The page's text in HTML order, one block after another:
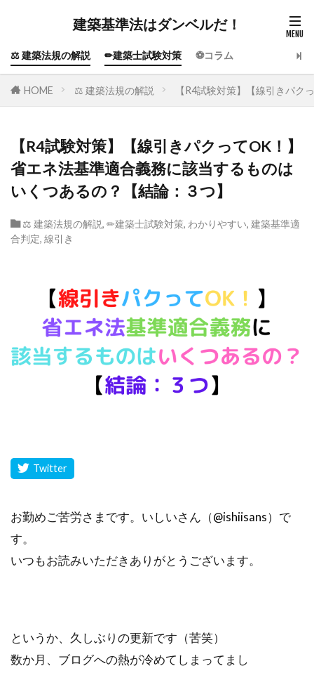
建築基準法はダンベルだ！
⚖️ 建築法規の解説 ✏建築士試験対策 ⚽コラム
HOME ⚖️ 建築法規の解説 【R4試験対策】【線引きパ
【R4試験対策】【線引きパクってOK！】
省エネ法基準適合義務に該当するものは
いくつあるの？【結論：３つ】
⚖️ 建築法規の解説, ✏建築士試験対策, わかりやすい, 建築基準適
合判定, 線引き
お勤めご苦労さまです。いしいさん（@ishiisans）で
す。
いつもお読みいただきありがとうございます。
というか、久しぶりの更新です（苦笑）
数か月、ブログへの熱が冷めてしまってまし